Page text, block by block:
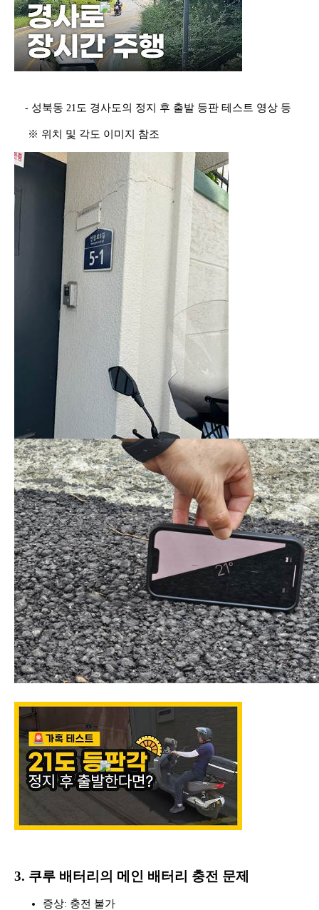
- 성북동 21 도 경사도의 정지 후 출발 등판 테스트 영상 등
※ 위치 및 각도 이미지 참조
3. 쿠루 배터리의 메인 배터리 충전 문제
증상: 충전 불가